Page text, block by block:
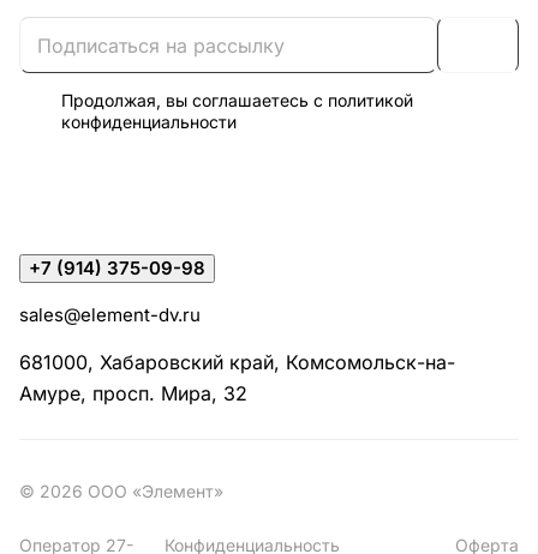
Продолжая, вы соглашаетесь с политикой
конфиденциальности
+7 (914) 375-09-98
sales@element-dv.ru
681000, Хабаровский край, Комсомольск-на-
Амуре, просп. Мира, 32
© 2026 ООО «Элемент»
Оператор 27- Конфиденциальность Оферта